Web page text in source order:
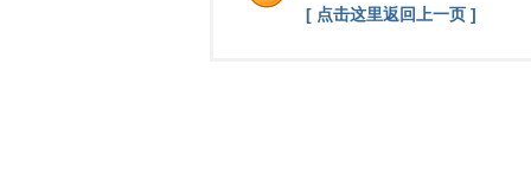
[ 点击这里返回上一页 ]